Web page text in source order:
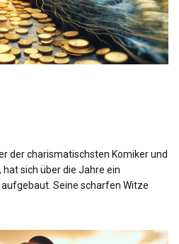
der charismatischsten Komiker und
sich über die Jahre ein
Seine scharfen Witze